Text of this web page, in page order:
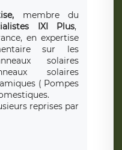
membre du
IXI Plus,
en expertise
sur les
solaires
solaires
( Pompes
reprises par